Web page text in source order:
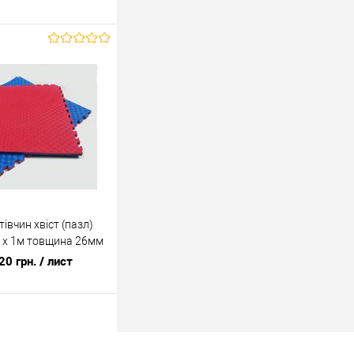
До
порівняння
У наявності
хвіст (пазл)
х 1м товщина 26мм
грн. / лист